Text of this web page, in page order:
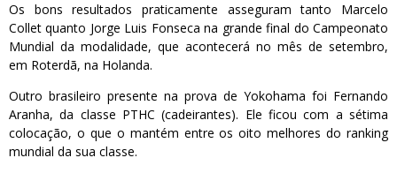
Os bons resultados praticamente asseguram tanto Marcelo
Collet quanto Jorge Luis Fonseca na grande final do Campeonato
Mundial da modalidade, que acontecerá no mês de setembro,
em Roterdã, na Holanda.
Outro brasileiro presente na prova de Yokohama foi Fernando
Aranha, da classe PTHC (cadeirantes). Ele ficou com a sétima
colocação, o que o mantém entre os oito melhores do ranking
mundial da sua classe.